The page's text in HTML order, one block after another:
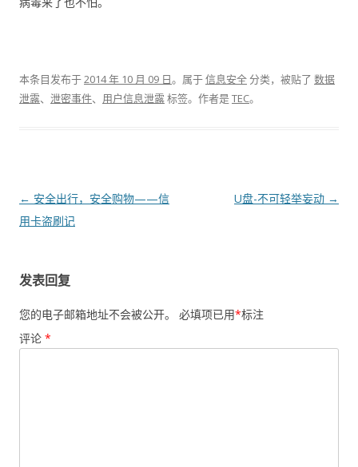
本条目发布于2014 年 10 月 09 日。属于信息安全分类，被贴了 数据
泄露、 泄密事件、 用户信息泄露标签。 作者是TEC。
文章导航
← 安全出行，安全购物——信
用卡盗刷记
U盘-不可轻举妄动 →
发表回复
您的电子邮箱地址不会被公开。 必填项已用*标注
评论 *